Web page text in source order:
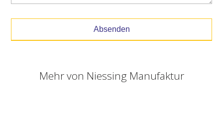
Absenden
Mehr von Niessing Manufaktur